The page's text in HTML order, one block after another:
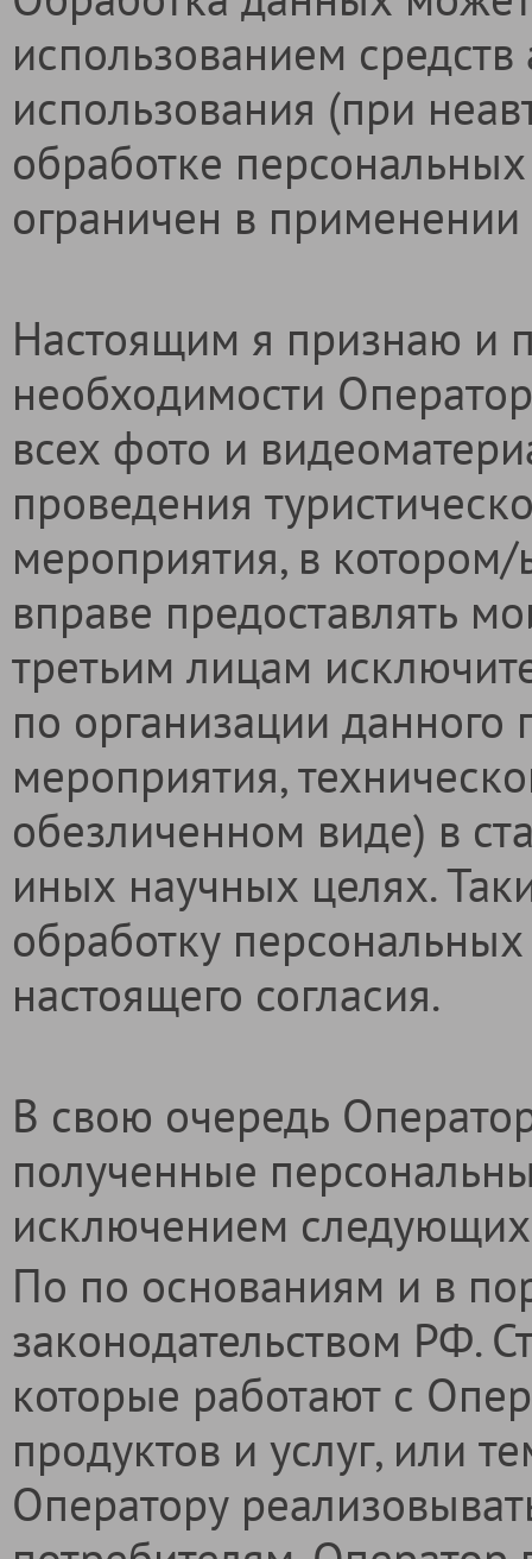
использованием
использования (при
обработке
ограничен в
Настоящим я признаю и
необходимости
всех фото и
проведения
мероприятия, в
вправе предоставлять
третьим лицам
по организации данного
мероприятия,
обезличенном виде) в
иных научных целях.
обработку
настоящего согласия.
В свою очередь
полученные
исключением следующих
По по основаниям и в
законодательством РФ.
которые работают с
продуктов и услуг, или
Оператору